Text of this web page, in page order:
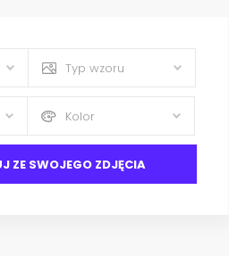
Typ wzoru
Kolor
ZE SWOJEGO ZDJĘCIA